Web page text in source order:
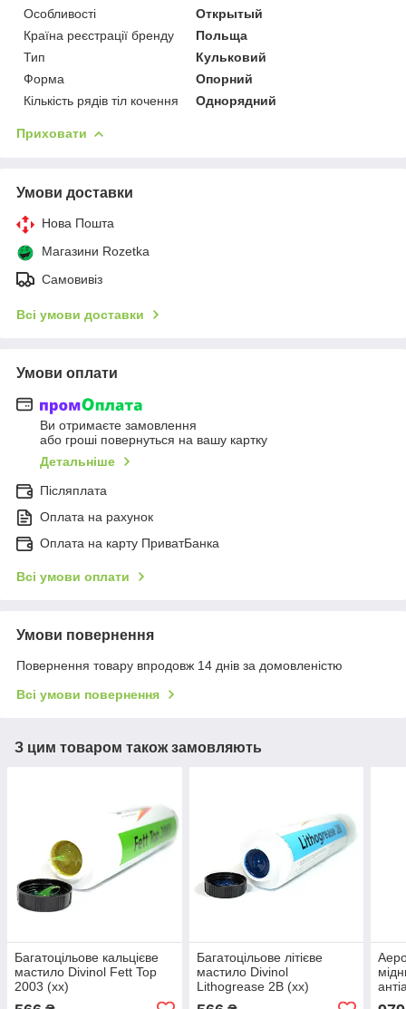
Особливості
Открытый
Країна реєстрації бренду
Польща
Тип
Кульковий
Форма
Опорний
Кількість рядів тіл кочення
Однорядний
Приховати
Умови доставки
Нова Пошта
Магазини Rozetka
Самовивіз
Всі умови доставки
Умови оплати
Ви отримаєте замовлення
або гроші повернуться на вашу картку
Детальніше
Післяплата
Оплата на рахунок
Оплата на карту ПриватБанка
Всі умови оплати
Умови повернення
Повернення товару впродовж 14 днів за домовленістю
Всі умови повернення
З цим товаром також замовляють
Багатоцільове кальцієве
мастило Divinol Fett Top
2003 (xx)
Багатоцільове літієве
мастило Divinol
Lithogrease 2B (xx)